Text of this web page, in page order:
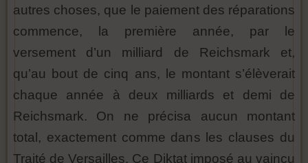
autres choses, que le paiement des réparations
commence, la première année, par le
versement d’un milliard de Reichsmark et,
qu’au bout de cinq ans, le montant s’élèverait
chaque année à deux milliards et demi de
Reichsmark. On ne précisa aucun montant
total, exactement comme dans les clauses du
Traité de Versailles. Ce Diktat imposé au vaincu